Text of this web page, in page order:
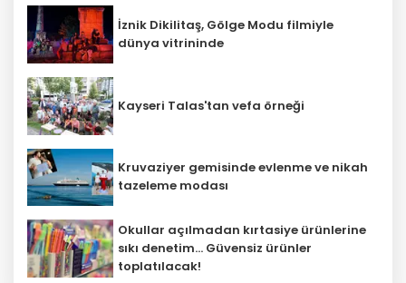
İznik Dikilitaş, Gölge Modu filmiyle
‎dünya vitrininde
Kayseri Talas'tan vefa örneği
Kruvaziyer gemisinde evlenme ve nikah
tazeleme modası
Okullar açılmadan kırtasiye ürünlerine
sıkı denetim... Güvensiz ürünler
toplatılacak!